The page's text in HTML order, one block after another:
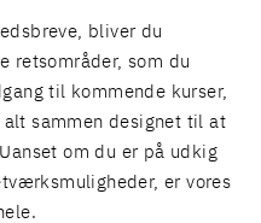
bliver du
retsområder, som du
til kommende kurser,
alt sammen designet til at
om du er på udkig
er vores